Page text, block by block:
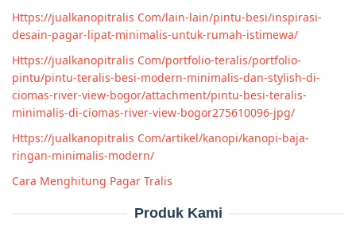
Https://jualkanopitralis Com/lain-lain/pintu-besi/inspirasi-
desain-pagar-lipat-minimalis-untuk-rumah-istimewa/
Https://jualkanopitralis Com/portfolio-teralis/portfolio-
pintu/pintu-teralis-besi-modern-minimalis-dan-stylish-di-
ciomas-river-view-bogor/attachment/pintu-besi-teralis-
minimalis-di-ciomas-river-view-bogor275610096-jpg/
Https://jualkanopitralis Com/artikel/kanopi/kanopi-baja-
ringan-minimalis-modern/
Cara Menghitung Pagar Tralis
Produk Kami